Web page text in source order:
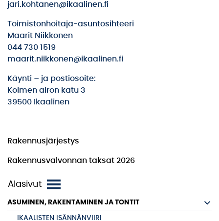
ASUMINEN, RAKENTAMINEN JA TONTIT
IKAALISTEN ISÄNNÄNVIIRI
jari.kohtanen@ikaalinen.fi
Toimistonhoitaja-asuntosihteeri
Maarit Niikkonen
044 730 1519
maarit.niikkonen@ikaalinen.fi
Käynti – ja postiosoite:
Kolmen airon katu 3
39500 Ikaalinen
Rakennusjärjestys
Rakennusvalvonnan taksat 2026